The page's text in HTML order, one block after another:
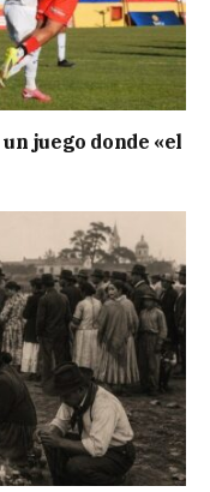
juego donde «el